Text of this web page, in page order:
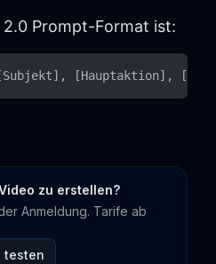
2.0 Prompt-Format ist:
zu erstellen?
Anmeldung. Tarife ab
testen